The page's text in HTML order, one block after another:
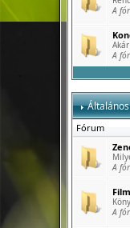
A
A
Fórum
A
A